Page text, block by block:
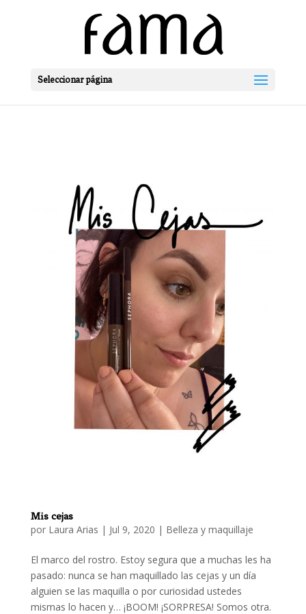
Seleccionar página
Mis cejas
por Laura Arias | Jul 9, 2020 | Belleza y maquillaje
El marco del rostro. Estoy segura que a muchas les ha
pasado: nunca se han maquillado las cejas y un día
alguien se las maquilla o por curiosidad ustedes
mismas lo hacen y… ¡BOOM! ¡SORPRESA! Somos otra.